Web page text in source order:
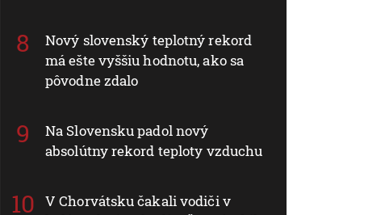
Nový slovenský teplotný rekord
má ešte vyššiu hodnotu, ako sa
pôvodne zdalo
Na Slovensku padol nový
absolútny rekord teploty vzduchu
V Chorvátsku čakali vodiči v